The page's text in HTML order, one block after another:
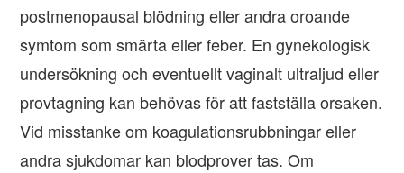
postmenopausal blödning eller andra oroande
symtom som smärta eller feber. En gynekologisk
undersökning och eventuellt vaginalt ultraljud eller
provtagning kan behövas för att fastställa orsaken.
Vid misstanke om koagulationsrubbningar eller
andra sjukdomar kan blodprover tas. Om